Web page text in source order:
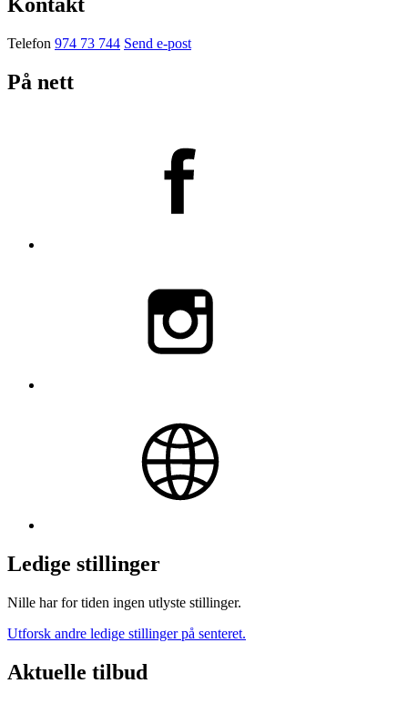
Kontakt
Telefon 974 73 744 Send e-post
På nett
Ledige stillinger
Nille har for tiden ingen utlyste stillinger.
Utforsk andre ledige stillinger på senteret.
Aktuelle tilbud